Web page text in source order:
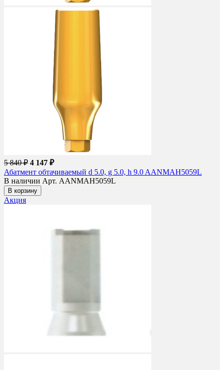
5 840 ₽ 4 147 ₽
Абатмент обтачиваемый d 5.0, g 5.0, h 9.0 AANMAH5059L
В наличии Арт. AANMAH5059L
В корзину
Акция